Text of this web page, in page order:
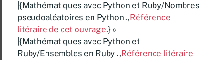
|{Mathématiques avec Python et Ruby/Nombres
pseudoaléatoires en Python .,Référence
litéraire de cet ouvrage.} »
|{Mathématiques avec Python et
Ruby/Ensembles en Ruby .,Référence litéraire